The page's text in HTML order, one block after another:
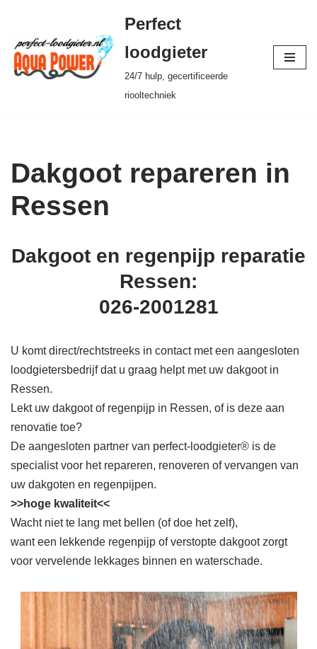
Ga
naar
de
Perfect
loodgieter
24/7 hulp, gecertificeerde
riooltechniek
Dakgoot repareren in
Ressen
Dakgoot en regenpijp reparatie
Ressen:
026-2001281
U komt direct/rechtstreeks in contact met een aangesloten
loodgietersbedrijf dat u graag helpt met uw dakgoot in
Ressen.
Lekt uw dakgoot of regenpijp in Ressen, of is deze aan
renovatie toe?
De aangesloten partner van perfect-loodgieter® is de
specialist voor het repareren, renoveren of vervangen van
uw dakgoten en regenpijpen.
>>hoge kwaliteit<<
Wacht niet te lang met bellen (of doe het zelf),
want een lekkende regenpijp of verstopte dakgoot zorgt
voor vervelende lekkages binnen en waterschade.